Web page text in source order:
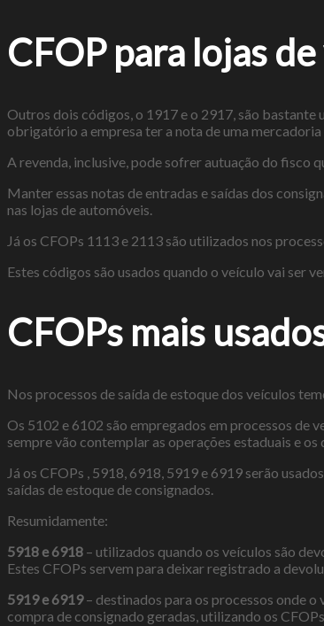
CFOP para lojas
Outros dois códigos, o 1917 e o 2917, são
obrigatório a empresa ter a nota de uma
A revenda, inclusive, pode sofrer autuação do fisco
Manter essas notas de entradas e saídas dos
nas lojas de automóveis.
Já os CFOPs 1113 e 2113 são utilizados nos
Estes códigos são usados quando o veículo vai ser
CFOPs mais
Nos processos de saída de estoque dos veículos
Os 5102 e 6102 são empregados em processos de
sempre vão contemplar as operações estaduais e
Já os CFOPs , 5918, 6918, 5919 e 6919 serão
saídas de estoque de consignados.
Resumidamente:
5918 e 6918 – utilizados quando os veículos são
Estes CFOPs servem para deixar registrado a
5919 e 6919– destinados para os processos onde
compra de consignado geradas, utilizando os